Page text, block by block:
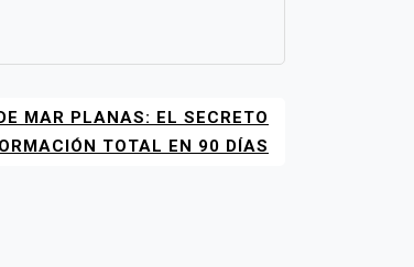
MAR PLANAS: EL SECRETO
TOTAL EN 90 DÍAS